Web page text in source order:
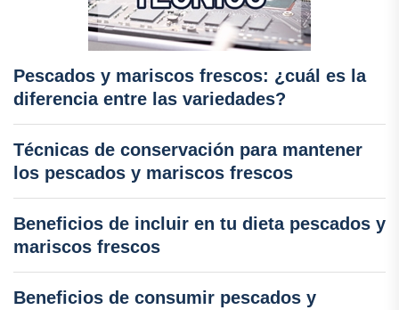
Pescados y mariscos frescos: ¿cuál es la
diferencia entre las variedades?
Técnicas de conservación para mantener
los pescados y mariscos frescos
Beneficios de incluir en tu dieta pescados y
mariscos frescos
Beneficios de consumir pescados y